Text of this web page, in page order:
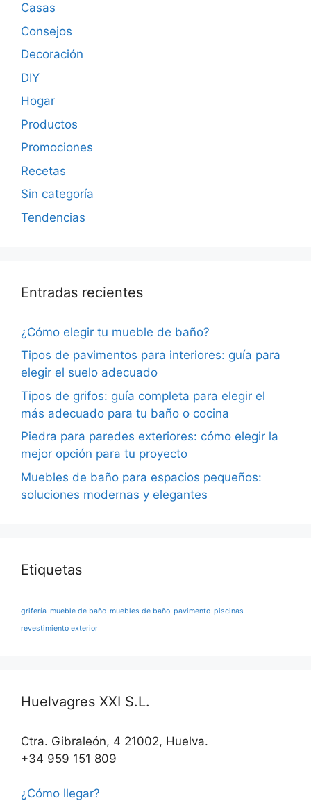
Casas
Consejos
Decoración
DIY
Hogar
Productos
Promociones
Recetas
Sin categoría
Tendencias
Entradas recientes
¿Cómo elegir tu mueble de baño?
Tipos de pavimentos para interiores: guía para
elegir el suelo adecuado
Tipos de grifos: guía completa para elegir el
más adecuado para tu baño o cocina
Piedra para paredes exteriores: cómo elegir la
mejor opción para tu proyecto
Muebles de baño para espacios pequeños:
soluciones modernas y elegantes
Etiquetas
grifería mueble de baño muebles de baño pavimento piscinas
revestimiento exterior
Huelvagres XXI S.L.
Ctra. Gibraleón, 4 21002, Huelva.
+34 959 151 809
¿Cómo llegar?